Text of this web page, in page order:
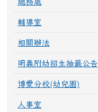
輔導室
相關辦法
明義附幼招生抽籤公告
博愛分校(幼兒園)
人事室